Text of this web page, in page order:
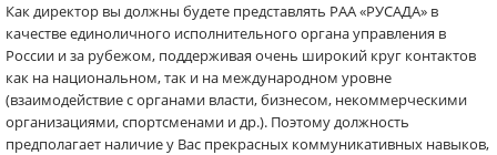
Как директор вы должны будете представлять РАА «РУСАДА» в
качестве единоличного исполнительного органа управления в
России и за рубежом, поддерживая очень широкий круг контактов
как на национальном, так и на международном уровне
(взаимодействие с органами власти, бизнесом, некоммерческими
организациями, спортсменами и др.). Поэтому должность
предполагает наличие у Вас прекрасных коммуникативных навыков,